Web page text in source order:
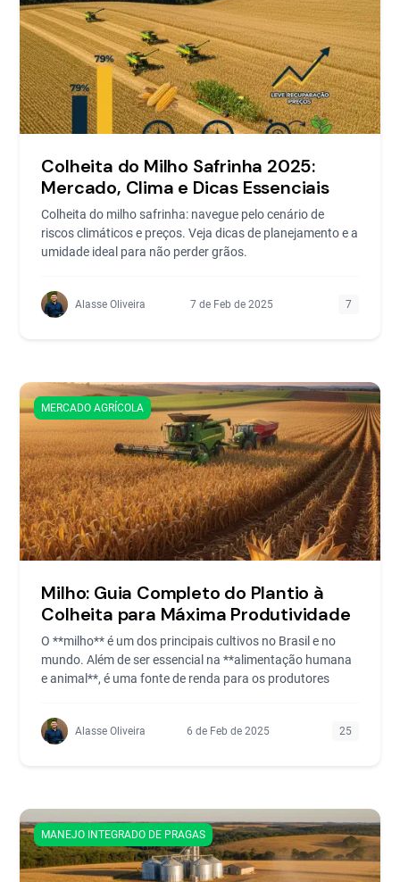
Colheita do Milho Safrinha 2025:
Mercado, Clima e Dicas Essenciais
Colheita do milho safrinha: navegue pelo cenário de
riscos climáticos e preços. Veja dicas de planejamento e a
umidade ideal para não perder grãos.
Alasse Oliveira 7 de Feb de 2025 7
MERCADO AGRÍCOLA
Milho: Guia Completo do Plantio à
Colheita para Máxima Produtividade
O **milho** é um dos principais cultivos no Brasil e no
mundo. Além de ser essencial na **alimentação humana
e animal**, é uma fonte de renda para os produtores
Alasse Oliveira 6 de Feb de 2025 25
MANEJO INTEGRADO DE PRAGAS